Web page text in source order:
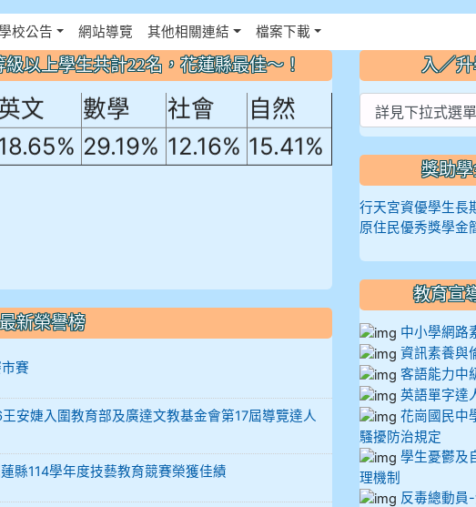
校公告 網站導覽 其他相關連結 檔案下載
以上學生共計22名，花蓮縣最佳～！
等級以上學生共計22名，花
文 數學 社會
自然
29.19% 12.16% 15.41%
最新榮譽榜
賽
安婕入圍教育部及廣達文教基金會第17屆導覽達人
縣114學年度技藝教育競賽榮獲佳績
入／
獎助
行天宮資優學生長
原住民優秀獎學金
教育宣
中小學網路
資訊素養與
客語能力中
英語單字達
花崗國民中
騷擾防治規定
學生憂鬱及
理機制
反毒總動員